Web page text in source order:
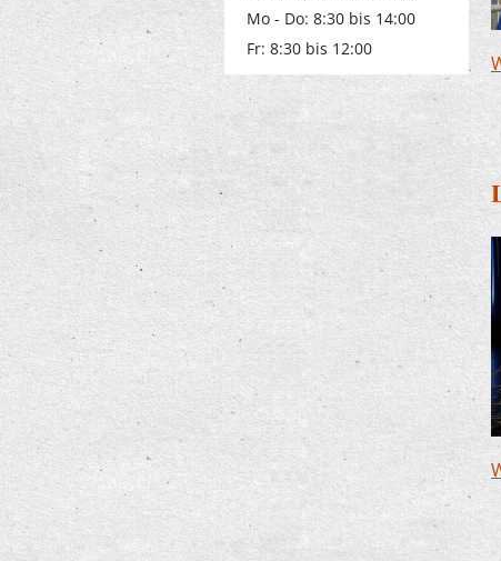
Mo - Do: 8:30 bis 14:00
Fr: 8:30 bis 12:00